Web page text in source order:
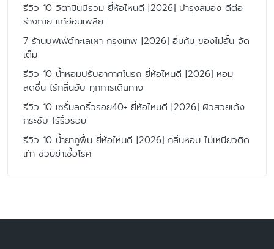
รีวิว 10 วิตามินบีรวม ยี่ห้อไหนดี [2026] บำรุงสมอง ดีต่อ
ร่างกาย แก้อ่อนเพลีย
7 ร้านบุฟเฟ่ต์ทะเลเผา กรุงเทพ [2026] อิ่มคุ้ม ของไม่อั้น จัด
เต็ม
รีวิว 10 น้ำหอมปรับอากาศในรถ ยี่ห้อไหนดี [2026] หอม
สดชื่น ไร้กลิ่นอับ ทุกการเดินทาง
รีวิว 10 เซรั่มลดริ้วรอย40+ ยี่ห้อไหนดี [2026] ผิวสวยเด้ง
กระชับ ไร้ริ้วรอย
รีวิว 10 น้ำยาถูพื้น ยี่ห้อไหนดี [2026] กลิ่นหอม ไม่เหนียวติด
เท้า ช่วยฆ่าเชื้อโรค